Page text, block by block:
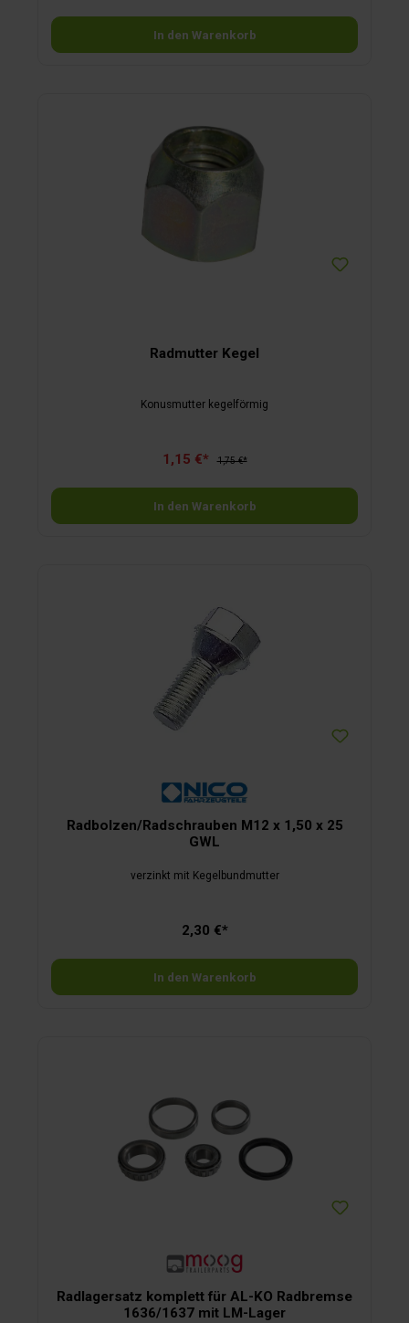
In den Warenkorb
Radmutter Kegel
Konusmutter kegelförmig
1,15 €* 1,75 €*
In den Warenkorb
Radbolzen/Radschrauben M12 x 1,50 x 25
GWL
verzinkt mit Kegelbundmutter
2,30 €*
In den Warenkorb
Radlagersatz komplett für AL-KO Radbremse
1636/1637 mit LM-Lager